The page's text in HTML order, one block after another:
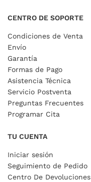
CENTRO DE SOPORTE
Condiciones de Venta
Envío
Garantía
Formas de Pago
Asistencia Técnica
Servicio Postventa
Preguntas Frecuentes
Programar Cita
TU CUENTA
Iniciar sesión
Seguimiento de Pedido
Centro De Devoluciones